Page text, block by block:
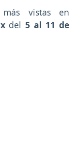
vistas en
del5 al 11 de